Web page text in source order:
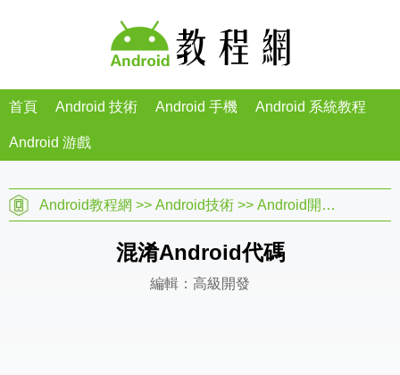
首頁 Android 技術 Android 手機 Android 系統教程
Android 游戲
Android教程網 >> Android技術 >> Android開發
混淆Android代碼
編輯：高級開發